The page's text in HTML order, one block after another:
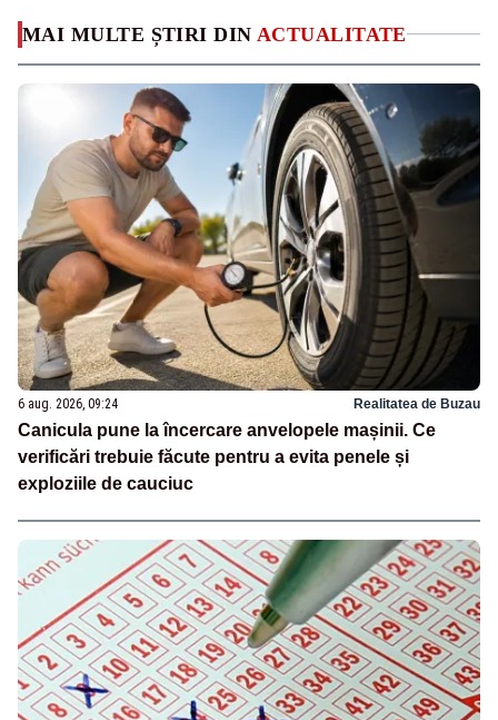
MAI MULTE ȘTIRI DIN ACTUALITATE
6 aug. 2026, 09:24 Realitatea de Buzau
Canicula pune la încercare anvelopele mașinii. Ce
verificări trebuie făcute pentru a evita penele și
exploziile de cauciuc